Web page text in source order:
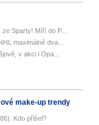
Sparty! Míří do P...
maximálně dva...
v akci i Opa...
make-up trendy
Kdo přišel?